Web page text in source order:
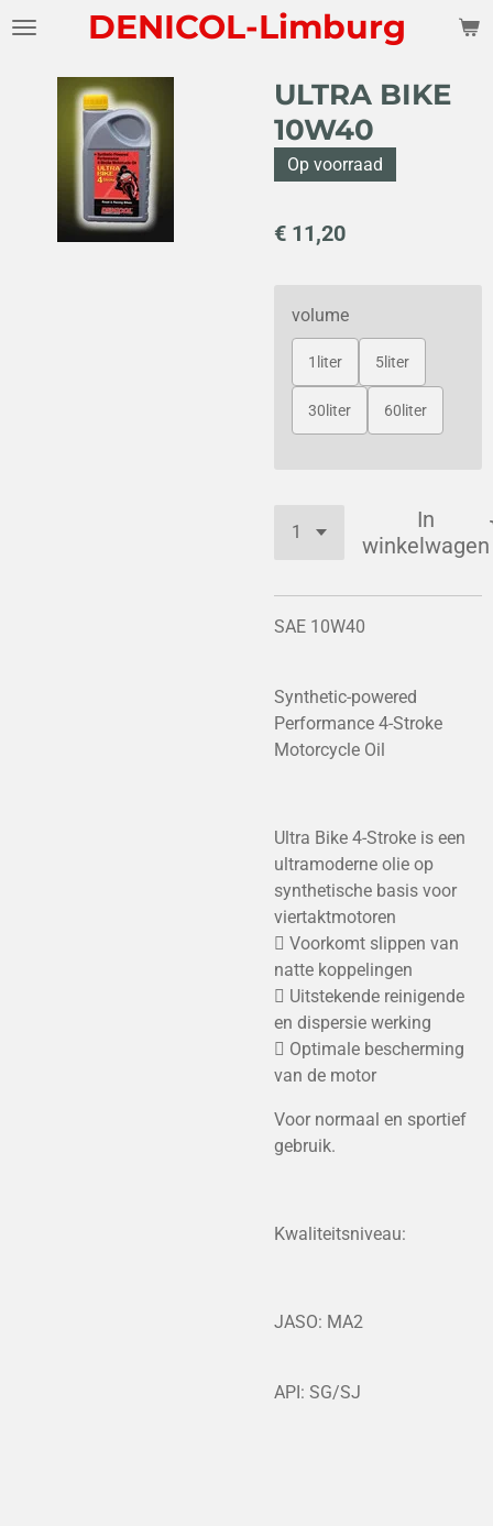
Ga
hoofdinhoud
DENICOL-Limburg
ULTRA BIKE
10W40
Op voorraad
€ 11,20
volume
1liter 5liter
30liter 60liter
In
winkelwagen
SAE 10W40
Synthetic-powered
Performance 4-Stroke
Motorcycle Oil
Ultra Bike 4-Stroke is een
ultramoderne olie op
synthetische basis voor
viertaktmotoren
 Voorkomt slippen van
natte koppelingen
 Uitstekende reinigende
en dispersie werking
 Optimale bescherming
van de motor
Voor normaal en sportief
gebruik.
Kwaliteitsniveau:
JASO: MA2
API: SG/SJ